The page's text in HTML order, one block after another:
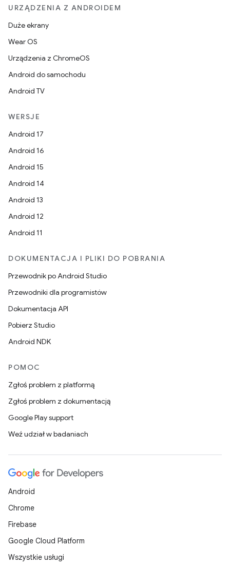
URZĄDZENIA Z ANDROIDEM
Duże ekrany
Wear OS
Urządzenia z ChromeOS
Android do samochodu
Android TV
WERSJE
Android 17
Android 16
Android 15
Android 14
Android 13
Android 12
Android 11
DOKUMENTACJA I PLIKI DO POBRANIA
Przewodnik po Android Studio
Przewodniki dla programistów
Dokumentacja API
Pobierz Studio
Android NDK
POMOC
Zgłoś problem z platformą
Zgłoś problem z dokumentacją
Google Play support
Weź udział w badaniach
Android
Chrome
Firebase
Google Cloud Platform
Wszystkie usługi